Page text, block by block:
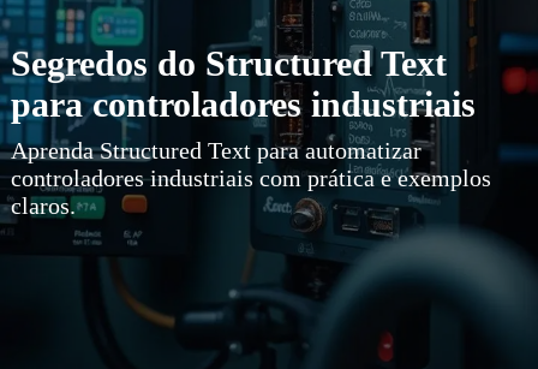
Segredos do Structured Text
para controladores industriais
Aprenda Structured Text para automatizar
controladores industriais com prática e exemplos
claros.